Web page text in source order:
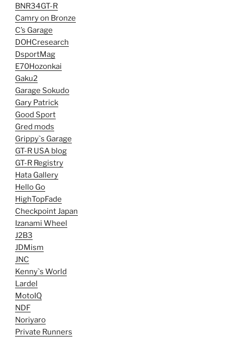
BNR34GT-R
Camry on Bronze
C’s Garage
DOHCresearch
DsportMag
E70Hozonkai
Gaku2
Garage Sokudo
Gary Patrick
Good Sport
Gred mods
Grippy`s Garage
GT-R USA blog
GT-R Registry
Hata Gallery
Hello Go
HighTopFade
Checkpoint Japan
Izanami Wheel
J2B3
JDMism
JNC
Kenny`s World
Lardel
MotoIQ
NDF
Noriyaro
Private Runners